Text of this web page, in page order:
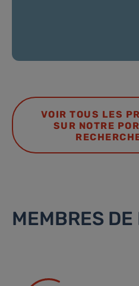
VOIR TOUS LES
SUR NOTRE
MEMBRES DE